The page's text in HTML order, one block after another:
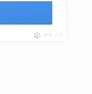
ポチップ